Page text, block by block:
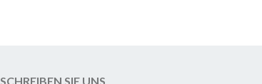
SCHREIBEN SIE UNS